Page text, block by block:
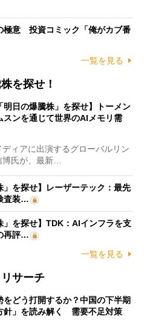
極意 投資コミック「俺がカブ番
一覧を見る
を探せ！
明日の爆騰株」を探せ】トーメン
スンを通じて世界のAIメモリ需
ィアに出演するグローバルリン
博氏が、最新…
」を探せ】レーザーテック：最先
査装…
」を探せ】TDK：AIインフラを支
再評…
一覧を見る
サーチ
をどう打開するか？中国の下半期
針」を読み解く 需要不足対策